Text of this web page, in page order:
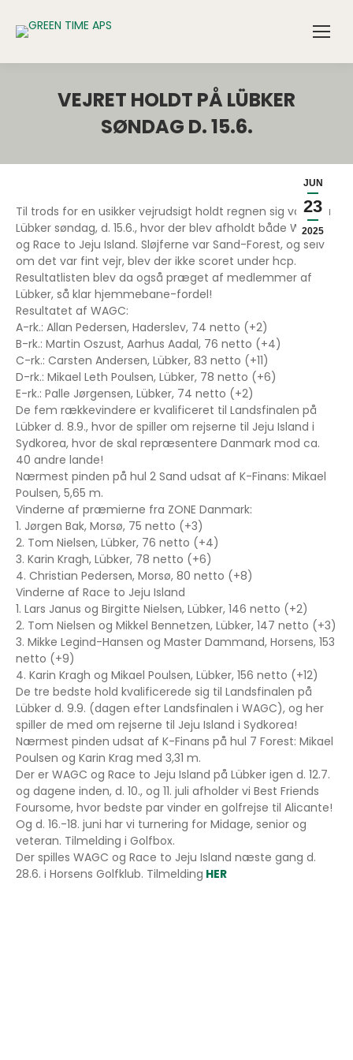
VEJRET HOLDT PÅ LÜBKER
SØNDAG D. 15.6.
JUN
23
2025
Til trods for en usikker vejrudsigt holdt regnen sig væk fra
Lübker søndag, d. 15.6., hvor der blev afholdt både WAGC
og Race to Jeju Island. Sløjferne var Sand-Forest, og selv
om det var fint vejr, blev der ikke scoret under hcp.
Resultatlisten blev da også præget af medlemmer af
Lübker, så klar hjemmebane-fordel!
Resultatet af WAGC:
A-rk.: Allan Pedersen, Haderslev, 74 netto (+2)
B-rk.: Martin Oszust, Aarhus Aadal, 76 netto (+4)
C-rk.: Carsten Andersen, Lübker, 83 netto (+11)
D-rk.: Mikael Leth Poulsen, Lübker, 78 netto (+6)
E-rk.: Palle Jørgensen, Lübker, 74 netto (+2)
De fem rækkevindere er kvalificeret til Landsfinalen på
Lübker d. 8.9., hvor de spiller om rejserne til Jeju Island i
Sydkorea, hvor de skal repræsentere Danmark mod ca.
40 andre lande!
Nærmest pinden på hul 2 Sand udsat af K-Finans: Mikael
Poulsen, 5,65 m.
Vinderne af præmierne fra ZONE Danmark:
1. Jørgen Bak, Morsø, 75 netto (+3)
2. Tom Nielsen, Lübker, 76 netto (+4)
3. Karin Kragh, Lübker, 78 netto (+6)
4. Christian Pedersen, Morsø, 80 netto (+8)
Vinderne af Race to Jeju Island
1. Lars Janus og Birgitte Nielsen, Lübker, 146 netto (+2)
2. Tom Nielsen og Mikkel Bennetzen, Lübker, 147 netto (+3)
3. Mikke Legind-Hansen og Master Dammand, Horsens, 153
netto (+9)
4. Karin Kragh og Mikael Poulsen, Lübker, 156 netto (+12)
De tre bedste hold kvalificerede sig til Landsfinalen på
Lübker d. 9.9. (dagen efter Landsfinalen i WAGC), og her
spiller de med om rejserne til Jeju Island i Sydkorea!
Nærmest pinden udsat af K-Finans på hul 7 Forest: Mikael
Poulsen og Karin Krag med 3,31 m.
Der er WAGC og Race to Jeju Island på Lübker igen d. 12.7.
og dagene inden, d. 10., og 11. juli afholder vi Best Friends
Foursome, hvor bedste par vinder en golfrejse til Alicante!
Og d. 16.-18. juni har vi turnering for Midage, senior og
veteran. Tilmelding i Golfbox.
Der spilles WAGC og Race to Jeju Island næste gang d.
28.6. i Horsens Golfklub. Tilmelding HER